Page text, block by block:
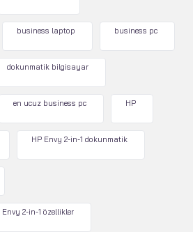
business laptop business pc
dokunmatik bilgisayar
en ucuz business pc HP
HP Envy 2-in-1 dokunmatik
2-in-1 özellikler